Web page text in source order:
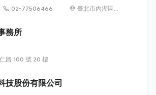
02-77506466
臺北市內湖區
務所
路 100 號 20 樓
技股份有限公司